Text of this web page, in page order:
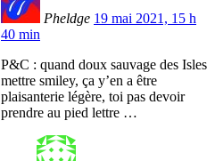
Pheldge 19 mai 2021, 15 h
40 min
P&C : quand doux sauvage des Isles
mettre smiley, ça y’en a être
plaisanterie légère, toi pas devoir
prendre au pied lettre …